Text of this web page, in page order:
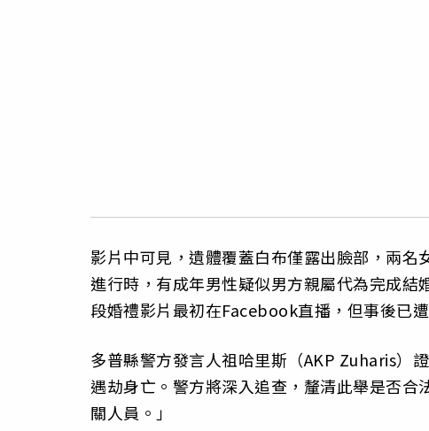
影片中可見，遺體覆蓋白布僅露出臉部，兩
進行時，有成年男性疑似男方親屬代為完成
段婚禮影片最初在Facebook直播，但事後已遭
多普縣警方發言人祖哈里斯（AKP Zuharis）
遇劫身亡。警方將深入追查，釐清此舉是否
關人員。」